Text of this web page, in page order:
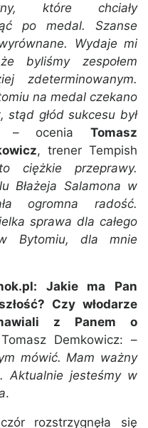
które chciały
po medal. Szanse
Wydaje mi
byliśmy zespołem
zdeterminowanym.
na medal czekano
stąd głód sukcesu był
ocenia Tomasz
, trener Tempish
ciężkie przeprawy.
Błażeja Salamona w
ogromna radość.
sprawa dla całego
Bytomiu, dla mnie
Jakie ma Pan
Czy włodarze
z Panem o
Tomasz Demkowicz: –
mówić. Mam ważny
Aktualnie jesteśmy w
.
rozstrzygnęła się